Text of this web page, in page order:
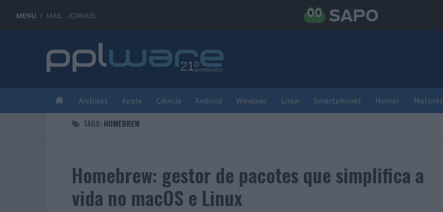
MENU MAIL JORNAIS
Análises Apple Ciência Android Windows Linux Smartphones Humor Motores
TAGS: HOMEBREW
Homebrew: gestor de pacotes que simplifica a
vida no macOS e Linux